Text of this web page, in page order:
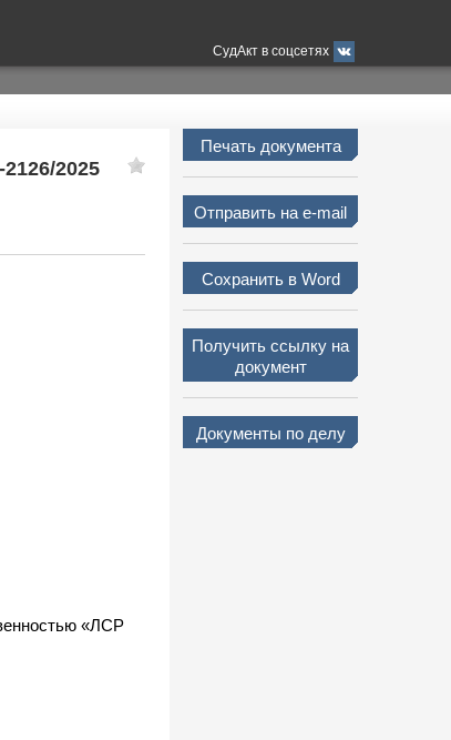
СудАкт в соцсетях
2025
«ЛСР
Печать документа
Отправить на e-mail
Сохранить в Word
Получить ссылку на
документ
Документы по делу